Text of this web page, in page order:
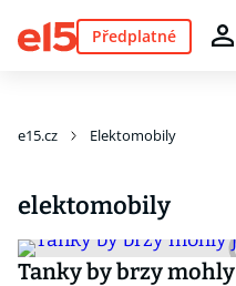
Předplatné
e15.cz Elektomobily
elektomobily
Tanky by brzy